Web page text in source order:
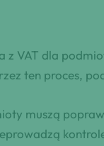
z VAT dla
ten proces,
muszą